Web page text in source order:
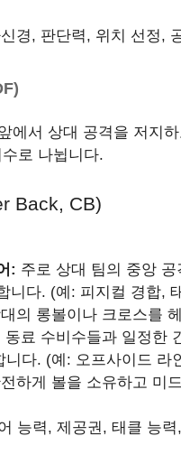
경, 판단력, 위치 선정,
에서 상대 공격을 저지
로 나뉩니다.
Back, CB)
: 주로 상대 팀의 중앙
니다. (예: 피지컬 경합,
의 롱볼이나 크로스를
동료 수비수들과 일정한
니다. (예: 오프사이드 라
하게 볼을 소유하고 미
능력, 제공권, 태클 능